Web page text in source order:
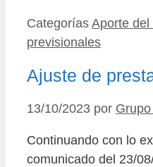
Categorías Aporte
previsionales
Ajuste de
13/10/2023 por
Continuando con lo
comunicado del 23/